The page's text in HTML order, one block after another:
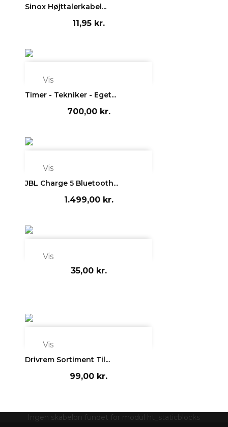
Sinox Højttalerkabel...
11,95 kr.
Vis
Timer - Tekniker - Eget...
700,00 kr.
Vis
JBL Charge 5 Bluetooth...
1.499,00 kr.
Vis
35,00 kr.
Vis
Drivrem Sortiment Til...
99,00 kr.
Ingen skabelon fundet for modul ht_staticblocks